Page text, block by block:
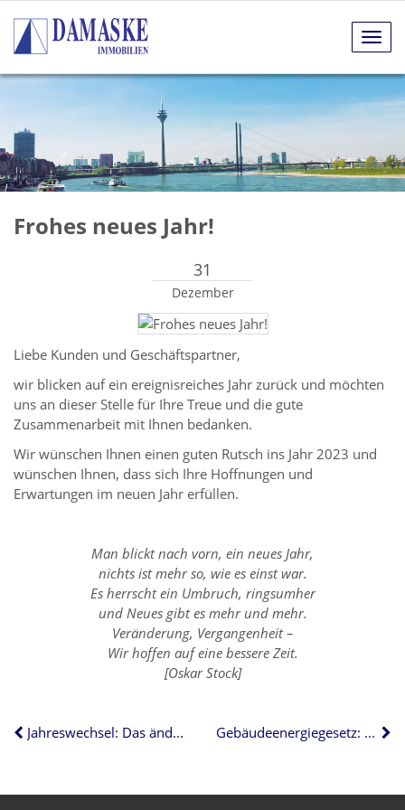
Frohes neues Jahr!
31
Dezember
Liebe Kunden und Geschäftspartner,
wir blicken auf ein ereignisreiches Jahr zurück und möchten
uns an dieser Stelle für Ihre Treue und die gute
Zusammenarbeit mit Ihnen bedanken.
Wir wünschen Ihnen einen guten Rutsch ins Jahr 2023 und
wünschen Ihnen, dass sich Ihre Hoffnungen und
Erwartungen im neuen Jahr erfüllen.
Man blickt nach vorn, ein neues Jahr,
nichts ist mehr so, wie es einst war.
Es herrscht ein Umbruch, ringsumher
und Neues gibt es mehr und mehr.
Veränderung, Vergangenheit –
Wir hoffen auf eine bessere Zeit.
[Oskar Stock]
Jahreswechsel: Das ändert sich im neuen Jahr Gebäudeenergiegesetz: Wer 2023 Ölheizungen austauschen muss